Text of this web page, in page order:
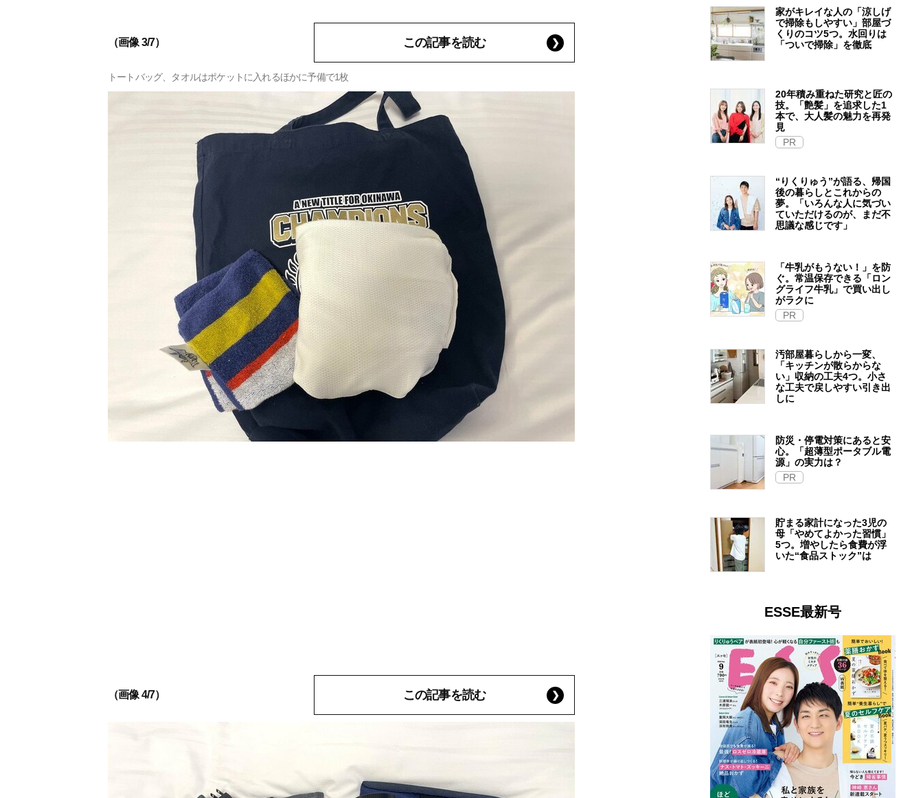
（画像 3/7） この記事を読む
トートバッグ、タオルはポケットに入れるほかに予備で1枚
（画像 4/7） この記事を読む
家がキレイな人の「涼しげ
で掃除もしやすい」部屋づ
くりのコツ5つ。水回りは
「ついで掃除」を徹底
20年積み重ねた研究と匠の
技。「艶髪」を追求した1
本で、大人髪の魅力を再発
見
PR
“りくりゅう”が語る、帰国
後の暮らしとこれからの
夢。「いろんな人に気づい
ていただけるのが、まだ不
思議な感じです」
「牛乳がもうない！」を防
ぐ。常温保存できる「ロン
グライフ牛乳」で買い出し
がラクに
PR
汚部屋暮らしから一変、
「キッチンが散らからな
い」収納の工夫4つ。小さ
な工夫で戻しやすい引き出
しに
防災・停電対策にあると安
心。「超薄型ポータブル電
源」の実力は？​
PR
貯まる家計になった3児の
母「やめてよかった習慣」
5つ。増やしたら食費が浮
いた“食品ストック”は
ESSE最新号